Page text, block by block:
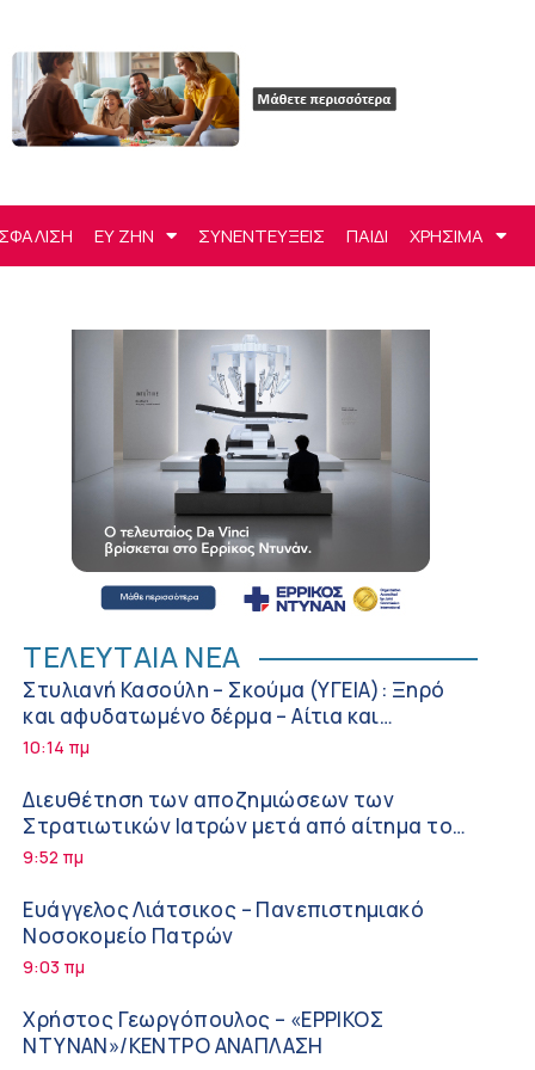
ΕΥ ΖΗΝ ΣΥΝΕΝΤΕΥΞΕΙΣ ΠΑΙΔΙ ΧΡΗΣΙΜΑ
ΤΕΛΕΥΤΑΙΑ ΝΕΑ
Στυλιανή Κασούλη – Σκούμα (ΥΓΕΙΑ): Ξηρό
και αφυδατωμένο δέρμα – Αίτια και
αντιμετώπιση
10:14 πμ
Διευθέτηση των αποζημιώσεων των
Στρατιωτικών Ιατρών μετά από αίτημα του
ΙΣΑ
9:52 πμ
Ευάγγελος Λιάτσικος – Πανεπιστημιακό
Νοσοκομείο Πατρών
9:03 πμ
Χρήστος Γεωργόπουλος – «ΕΡΡΙΚΟΣ
ΝΤΥΝΑΝ»/ΚΕΝΤΡΟ ΑΝΑΠΛΑΣΗ